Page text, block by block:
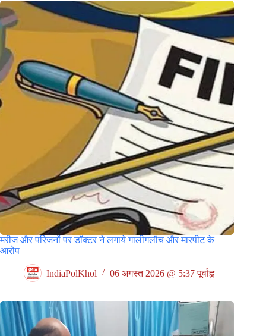
मरीज और परिजनों पर डॉक्टर ने लगाये गालीगलौच और मारपीट के
आरोप
IndiaPolKhol 06 अगस्त 2026 @ 5:37 पूर्वाह्न